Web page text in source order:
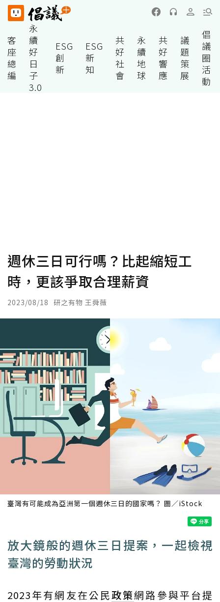
客
座
總
編
永
續
好
日
子
3.0
ESG
創
新
ESG
新
知
共
好
社
會
永
續
地
球
共
好
響
應
議
題
策
展
倡
議
圈
活
動
週休三日可行嗎？比起縮短工
時，更該爭取合理薪資
2023/08/18 研之有物 王舜薇
臺灣有可能成為亞洲第一個週休三日的國家嗎？ 圖／iStock
放大鏡般的週休三日提案，一起檢視
臺灣的勞動狀況
2023年有網友在公民政策網路參與平台提